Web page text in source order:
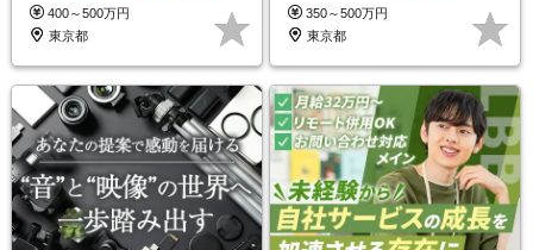
400～500万円
東京都
350～500万円
東京都